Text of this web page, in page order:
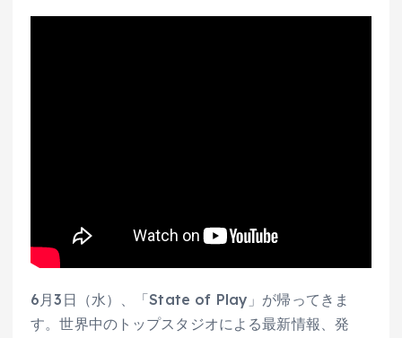
6月3日（水）、「State of Play」が帰ってきま
す。世界中のトップスタジオによる最新情報、発